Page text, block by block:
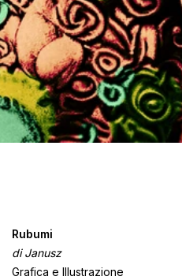
Rubumi
di Janusz
Grafica e Illustrazione